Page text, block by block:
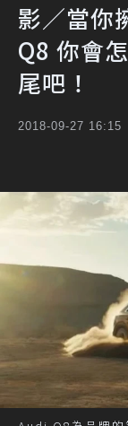
影／當你
Q8 你會
尾吧！
2018-09-27 16:15